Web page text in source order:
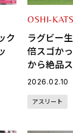
ク
OSHI-
ラグビー
倍スゴか
から絶品
で徹底レポ
2026.02.10
アスリート